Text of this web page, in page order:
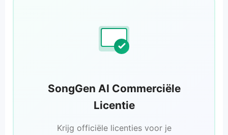
SongGen AI Commerciële
Licentie
Krijg officiële licenties voor je